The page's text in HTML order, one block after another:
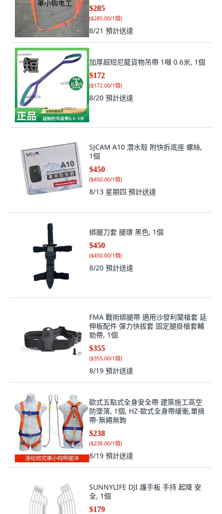
$285
($285.00/1個)
8/21 預計送達
加厚超短尼龍貨物吊帶 1噸 0.6米, 1個
$172
($172.00/1個)
8/20 預計送達
SJCAM A10 潛水殼 附快拆底座 螺絲,
1個
$450
($450.00/1個)
8/13 星期四 預計送達
綁腿刀套 腿環 黑色, 1個
$450
($450.00/1個)
8/20 預計送達
FMA 戰術綁腿帶 適用沙發利蘭槍套 延
伸板配件 彈力快拔套 固定腿掛槍套輔
助帶, 1個
$355
($355.00/1個)
8/19 預計送達
歐式五點式全身安全帶 建築施工高空
防墜落, 1個, HZ-歐式全身帶緩衝,單揹
帶-無繩無鉤
$238
($238.00/1個)
8/19 預計送達
SUNNYLIFE DJI 護手板 手持 起降 安
全, 1個
$179